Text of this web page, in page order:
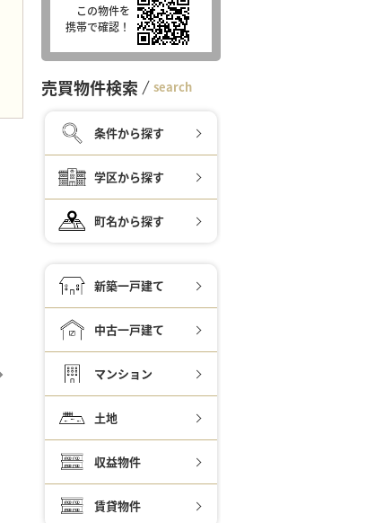
この物件を
携帯で確認！
売買物件検索 search
条件から探す
学区から探す
町名から探す
新築一戸建て
中古一戸建て
マンション
土地
収益物件
賃貸物件